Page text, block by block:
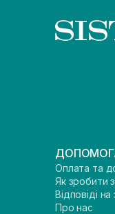
Оплата та
Як зробити
Відповіді
Про нас